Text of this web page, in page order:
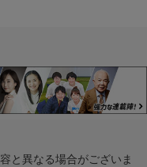
と異なる場合がございま